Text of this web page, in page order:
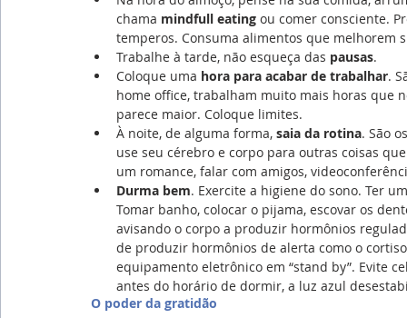
chama mindfull eating ou comer consciente.
temperos. Consuma alimentos que melhorem
Trabalhe à tarde, não esqueça das pausas.
Coloque uma hora para acabar de trabalhar.
home office, trabalham muito mais horas que
parece maior. Coloque limites.
À noite, de alguma forma, saia da rotina. São
use seu cérebro e corpo para outras coisas
um romance, falar com amigos,
Durma bem. Exercite a higiene do sono. Ter
Tomar banho, colocar o pijama, escovar os
avisando o corpo a produzir hormônios
de produzir hormônios de alerta como o
equipamento eletrônico em “stand by”. Evite
antes do horário de dormir, a luz azul
O poder da gratidão